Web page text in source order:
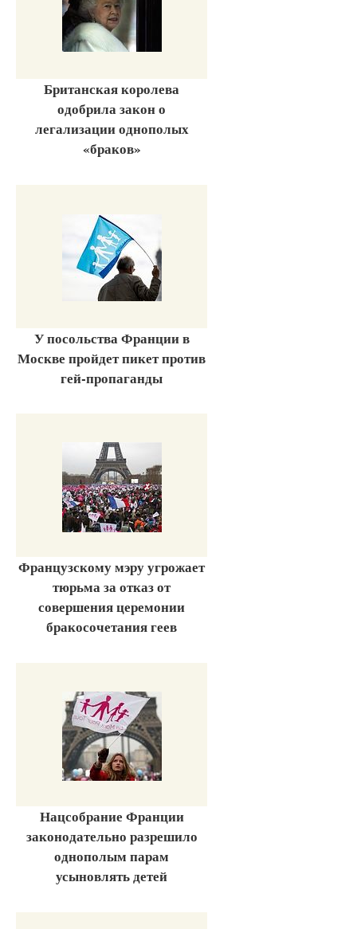
Британская королева
одобрила закон о
легализации однополых
«браков»
У посольства Франции в
Москве пройдет пикет против
гей-пропаганды
Французскому мэру угрожает
тюрьма за отказ от
совершения церемонии
бракосочетания геев
Нацсобрание Франции
законодательно разрешило
однополым парам
усыновлять детей